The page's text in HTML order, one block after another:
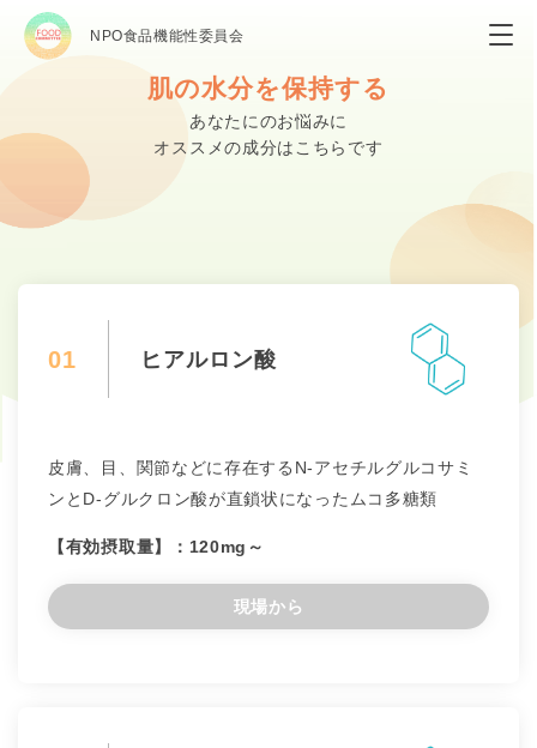
NPO食品機能性委員会
肌の水分を保持する
あなたにのお悩みに
オススメの成分はこちらです
01 ヒアルロン酸
皮膚、目、関節などに存在するN-アセチルグルコサミ
ンとD-グルクロン酸が直鎖状になったムコ多糖類
【有効摂取量】：120mg～
現場から